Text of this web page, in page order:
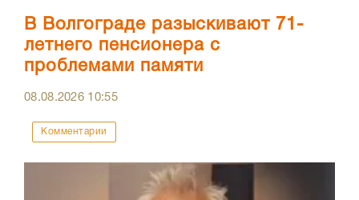
В Волгограде разыскивают 71-
летнего пенсионера с
проблемами памяти
08.08.2026 10:55
Комментарии